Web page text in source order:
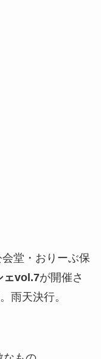
堂・おりーぶ保
ェvol.7が開催さ
雨天決行。